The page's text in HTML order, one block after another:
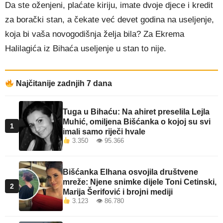
Da ste oženjeni, plaćate kiriju, imate dvoje djece i kredit
za borački stan, a čekate već devet godina na useljenje,
koja bi vaša novogodišnja želja bila? Za Ekrema
Halilagića iz Bihaća useljenje u stan to nije.
Najčitanije zadnjih 7 dana
1
Tuga u Bihaću: Na ahiret preselila Lejla
Muhić, omiljena Bišćanka o kojoj su svi
imali samo riječi hvale
3.350 👁 95.366
2
Bišćanka Elhana osvojila društvene
mreže: Njene snimke dijele Toni Cetinski,
Marija Šerifović i brojni mediji
3.123 👁 86.780